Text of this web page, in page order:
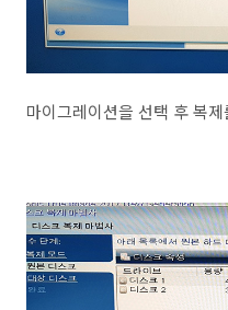
마이그레이션을 선택 후 복